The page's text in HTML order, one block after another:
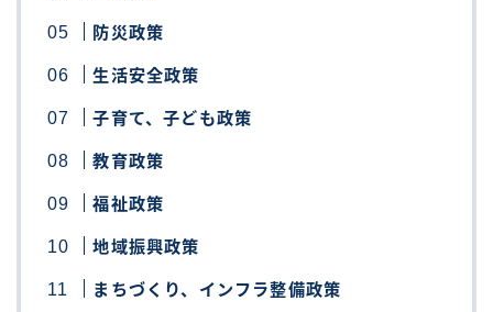
防災政策
生活安全政策
子育て、子ども政策
教育政策
福祉政策
地域振興政策
まちづくり、インフラ整備政策